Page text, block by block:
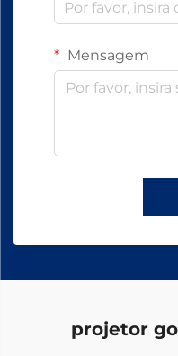
Mensagem
projetor